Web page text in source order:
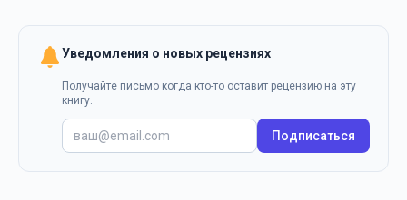
Уведомления о новых рецензиях
Получайте письмо когда кто-то оставит рецензию на эту
книгу.
Подписаться